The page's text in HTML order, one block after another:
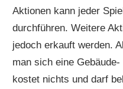
Aktionen kann jeder
durchführen. Weitere
jedoch erkauft werden.
man sich eine
kostet nichts und darf